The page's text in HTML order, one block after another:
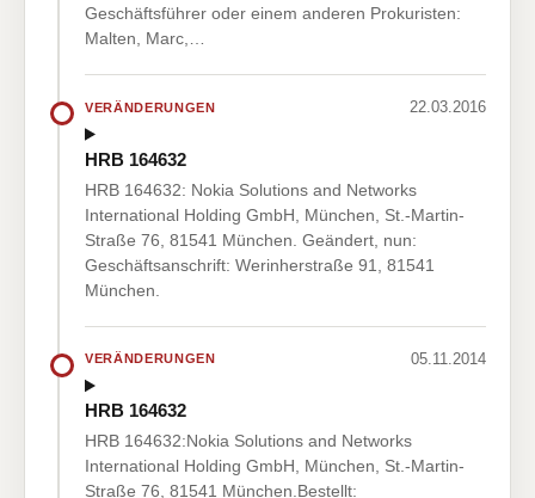
Geschäftsführer oder einem anderen Prokuristen:
Malten, Marc,…
VERÄNDERUNGEN 22.03.2016
HRB 164632
HRB 164632: Nokia Solutions and Networks
International Holding GmbH, München, St.-Martin-
Straße 76, 81541 München. Geändert, nun:
Geschäftsanschrift: Werinherstraße 91, 81541
München.
VERÄNDERUNGEN 05.11.2014
HRB 164632
HRB 164632:Nokia Solutions and Networks
International Holding GmbH, München, St.-Martin-
Straße 76, 81541 München.Bestellt: